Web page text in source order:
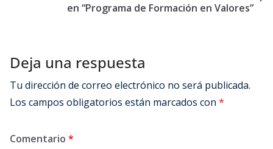
en “Programa de Formación en Valores”
Deja una respuesta
Tu dirección de correo electrónico no será publicada.
Los campos obligatorios están marcados con *
Comentario *